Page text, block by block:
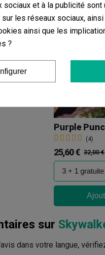
Purple
(4)
25,60 € 32,00 €
sur
dans votre langue,
sociaux et à la publicité
les réseaux sociaux,
ainsi que les
?